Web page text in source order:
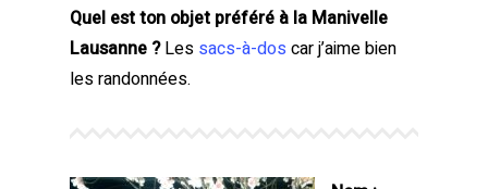
Quel est ton objet préféré à la Manivelle
Lausanne ?Les sacs-à-dos car j’aime bien
les randonnées.